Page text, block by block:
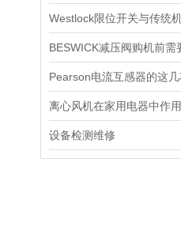
离心风机在家用电器中作用
设备检测维修